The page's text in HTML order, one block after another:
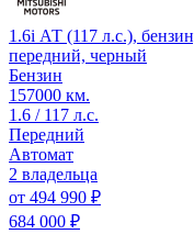
1.6i АТ (117 л.с.),
передний, черный
Бензин
157000 км.
1.6 / 117 л.с.
Передний
Автомат
2 владельца
от 494 990 ₽
684 000 ₽